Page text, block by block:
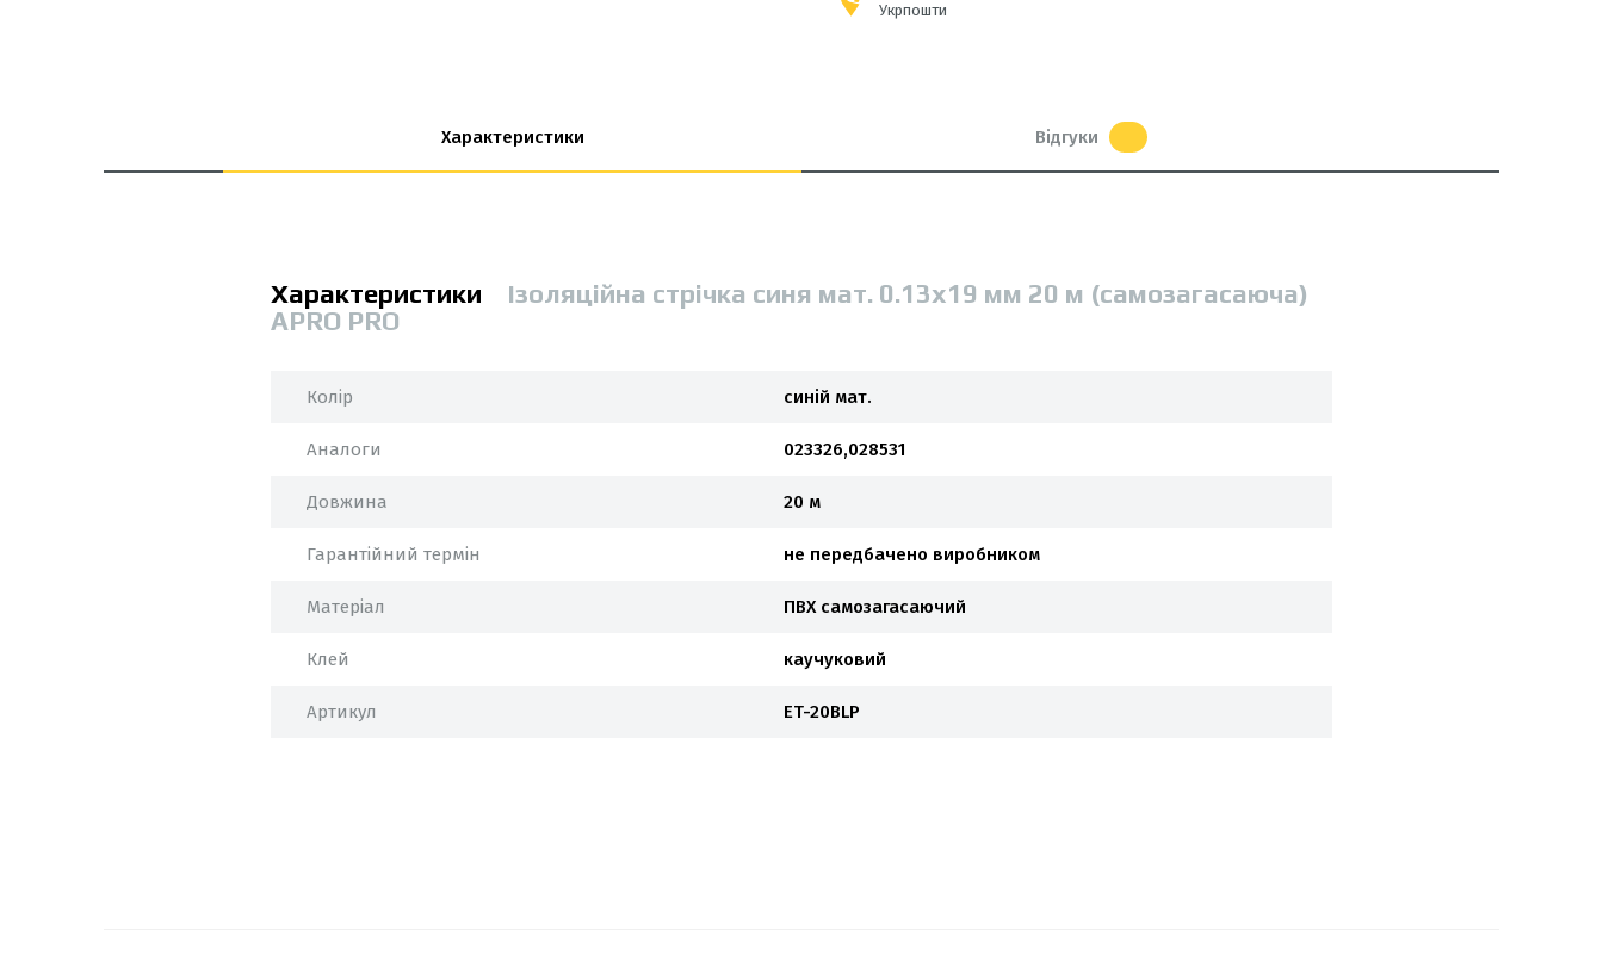
Укрпошти
Характеристики Відгуки
Характеристики
Ізоляцiйна стрiчка синя мат. 0.13х19 мм 20 м (самозагасаюча)
APRO PRO
Колір синій мат.
Аналоги 023326,028531
Довжина 20 м
Гарантійний термін не передбачено виробником
Матеріал ПВХ самозагасаючий
Клей каучуковий
Артикул ET-20BLP